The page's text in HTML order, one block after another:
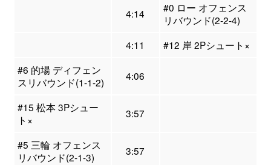
4:14
#0 ロー オフェンス
リバウンド(2-2-4)
4:11
#12 岸 2Pシュート×
#6 的場 ディフェン
スリバウンド(1-1-2)
4:06
#15 松本 3Pシュー
ト×
3:57
#5 三輪 オフェンス
リバウンド(2-1-3)
3:57